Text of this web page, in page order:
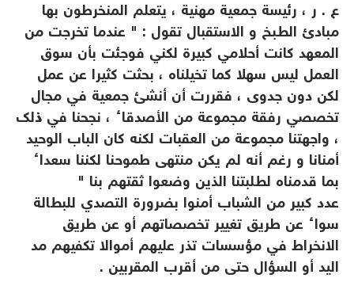
ع . ر ، رئيسة جمعية مهنية ، يتعلم المنخرطون بها
مبادئ الطبخ و الاستقبال تقول : " عندما تخرجت من
المعهد كانت أحلامي كبيرة لكني فوجئت بأن سوق
العمل ليس سهلا كما تخيلناه ، بحثت كثيرا عن عمل
لكن دون جدوى ، فقررت أن أنشئ جمعية في مجال
تخصصي رفقة مجموعة من الأصدقاء ، نجحنا في ذلك
، واجهتنا مجموعة من العقبات لكنه كان الباب الوحيد
أمنانا و رغم أنه لم يكن منتهى طموحنا لكننا سعداء
بما قدمناه لطلبتنا الذين وضعوا ثقتهم بنا "
عدد كبير من الشباب أمنوا بضرورة التصدي للبطالة
سواء عن طريق تغيير تخصصاتهم أو عن طريق
الانخراط في مؤسسات تذر عليهم أموالا تكفيهم مد
اليد أو السؤال حتى من أقرب المقربين .